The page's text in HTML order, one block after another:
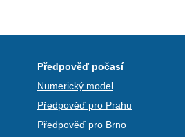
Předpověď počasí
Numerický model
Předpověď pro Prahu
Předpověď pro Brno